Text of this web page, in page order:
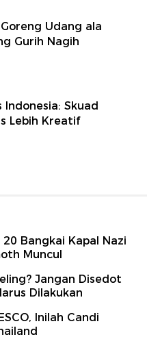
Udang ala
Gurih Nagih
Indonesia: Skuad
Lebih Kreatif
Bangkai Kapal Nazi
Muncul
Jangan Disedot
Dilakukan
Inilah Candi